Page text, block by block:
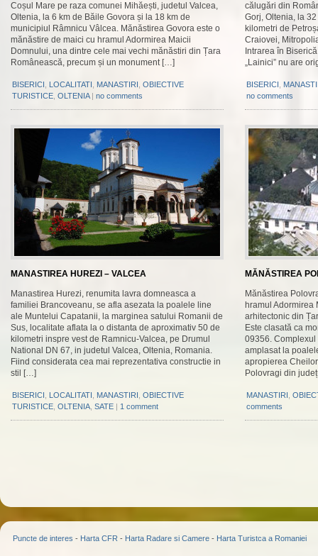
Coșul Mare pe raza comunei Mihăești, judetul Valcea,
Oltenia, la 6 km de Băile Govora și la 18 km de
municipiul Râmnicu Vâlcea. Mănăstirea Govora este o
mănăstire de maici cu hramul Adormirea Maicii
Domnului, una dintre cele mai vechi mănăstiri din Țara
Românească, precum și un monument […]
BISERICI LOCALITATI MANASTIRI OBIECTIVE
TURISTICE OLTENIA| no comments
călugări din
Gorj, Oltenia, la
kilometri de
Craiovei,
Intrarea în
„Lainici” nu are
BISERICI
no comments
MANASTIREA HUREZI – VALCEA
Manastirea Hurezi, renumita lavra domneasca a
familiei Brancoveanu, se afla asezata la poalele line
ale Muntelui Capatanii, la marginea satului Romanii de
Sus, localitate aflata la o distanta de aproximativ 50 de
kilometri inspre vest de Ramnicu-Valcea, pe Drumul
National DN 67, in judetul Valcea, Oltenia, Romania.
Fiind considerata cea mai reprezentativa constructie in
stil […]
BISERICI LOCALITATI MANASTIRI OBIECTIVE
TURISTICE OLTENIA SATE | 1 comment
MĂNĂSTIREA
Mănăstirea
hramul Adormirea
arhitectonic din
Este clasată ca
09356.
amplasat la
apropierea
Polovragi din
MANASTIRI
comments
Puncte de interes - Harta CFR - Harta Radare si Camere - Harta Turistca a Romaniei